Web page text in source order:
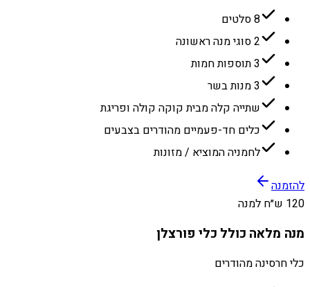
8 סלטים
2 סוגי מנה ראשונה
3 תוספות חמות
3 מנות בשר
שתייה קלה מבית קוקה קולה ופריגת
כלים חד-פעמיים מהודרים בצבעים
לחמניה המוציא / מזונות
להזמנה
120 ש״ח למנה
מנה מלאה כולל כלי פורצלן
כלי חרסינה מהודרים